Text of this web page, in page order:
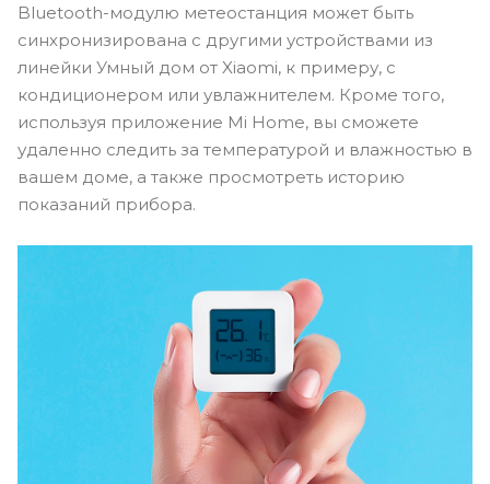
Bluetooth-модулю метеостанция может быть
синхронизирована с другими устройствами из
линейки Умный дом от Xiaomi, к примеру, с
кондиционером или увлажнителем. Кроме того,
используя приложение Mi Home, вы сможете
удаленно следить за температурой и влажностью в
вашем доме, а также просмотреть историю
показаний прибора.